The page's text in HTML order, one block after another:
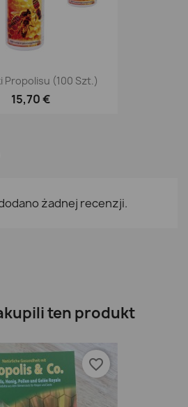
Propolisu (100 Szt.)
15,70 €
żadnej recenzji.
ten produkt
favorite_border